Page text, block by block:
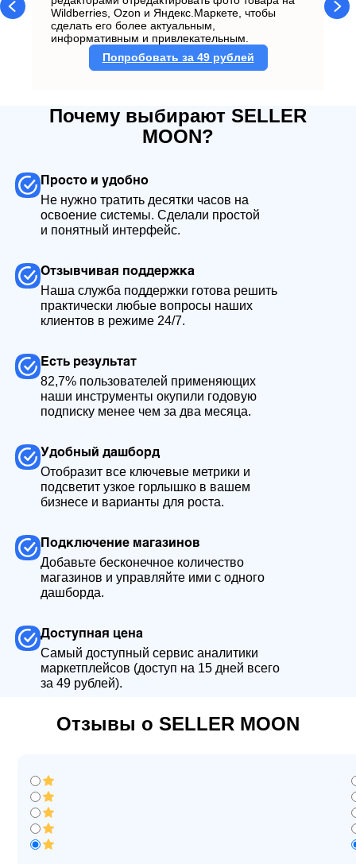
Wildberries, Ozon и Яндекс.Маркете, чтобы
сделать его более актуальным,
информативным и привлекательным.
Попробовать за 49 рублей
Почему выбирают SELLER
MOON?
Просто и удобно
Не нужно тратить десятки часов на
освоение системы. Сделали простой
и понятный интерфейс.
Отзывчивая поддержка
Наша служба поддержки готова решить
практически любые вопросы наших
клиентов в режиме 24/7.
Есть результат
82,7% пользователей применяющих
наши инструменты окупили годовую
подписку менее чем за два месяца.
Удобный дашборд
Отобразит все ключевые метрики и
подсветит узкое горлышко в вашем
бизнесе и варианты для роста.
Подключение магазинов
Добавьте бесконечное количество
магазинов и управляйте ими с одного
дашборда.
Доступная цена
Самый доступный сервис аналитики
маркетплейсов (доступ на 15 дней всего
за 49 рублей).
Отзывы о SELLER MOON